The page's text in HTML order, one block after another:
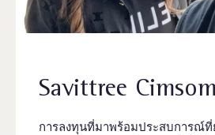
Savittree
การลงทุนที่มาพร้อมประสบการณ์ที่